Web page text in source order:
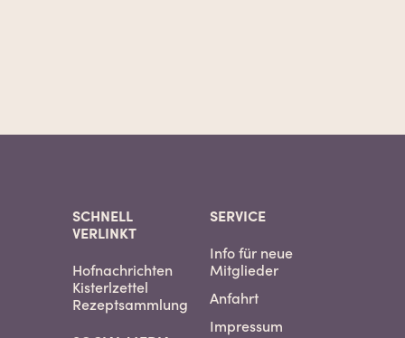
SCHNELL
VERLINKT
Hofnachrichten
Kisterlzettel
Rezeptsammlung
SERVICE
Info für neue
Mitglieder
Anfahrt
Impressum